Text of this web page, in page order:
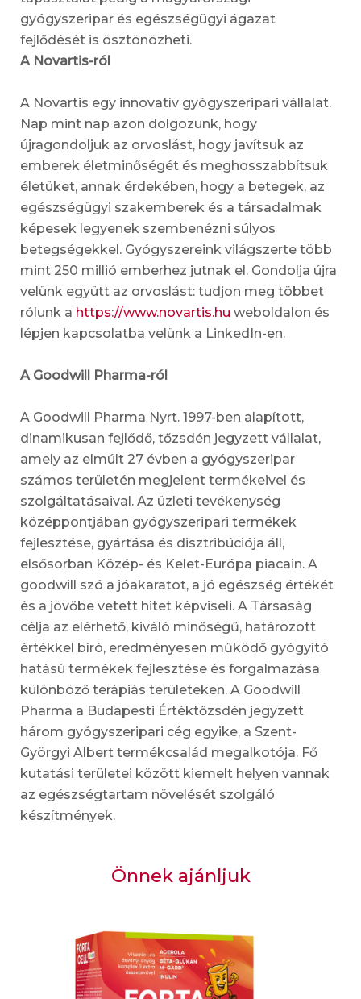
gyógyszeripar és egészségügyi ágazat
fejlődését is ösztönözheti.
A Novartis-ról
A Novartis egy innovatív gyógyszeripari vállalat.
Nap mint nap azon dolgozunk, hogy
újragondoljuk az orvoslást, hogy javítsuk az
emberek életminőségét és meghosszabbítsuk
életüket, annak érdekében, hogy a betegek, az
egészségügyi szakemberek és a társadalmak
képesek legyenek szembenézni súlyos
betegségekkel. Gyógyszereink világszerte több
mint 250 millió emberhez jutnak el. Gondolja újra
velünk együtt az orvoslást: tudjon meg többet
rólunk a https://www.novartis.hu weboldalon és
lépjen kapcsolatba velünk a LinkedIn-en.
A Goodwill Pharma-ról
A Goodwill Pharma Nyrt. 1997-ben alapított,
dinamikusan fejlődő, tőzsdén jegyzett vállalat,
amely az elmúlt 27 évben a gyógyszeripar
számos területén megjelent termékeivel és
szolgáltatásaival. Az üzleti tevékenység
középpontjában gyógyszeripari termékek
fejlesztése, gyártása és disztribúciója áll,
elsősorban Közép- és Kelet-Európa piacain. A
goodwill szó a jóakaratot, a jó egészség értékét
és a jövőbe vetett hitet képviseli. A Társaság
célja az elérhető, kiváló minőségű, határozott
értékkel bíró, eredményesen működő gyógyító
hatású termékek fejlesztése és forgalmazása
különböző terápiás területeken. A Goodwill
Pharma a Budapesti Értéktőzsdén jegyzett
három gyógyszeripari cég egyike, a Szent-
Györgyi Albert termékcsalád megalkotója. Fő
kutatási területei között kiemelt helyen vannak
az egészségtartam növelését szolgáló
készítmények.
Önnek ajánljuk